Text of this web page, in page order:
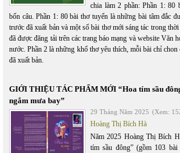
chia làm 2 phần: Phần 1: 80
bốn câu. Phần 1: 80 bài thơ tuyển là những bài tâm đắc
trước đã xuất bản và một số bài thơ mới sáng tác trong
đã được đăng tải trên các trang báo mạng và website Văn
nước. Phần 2 là những khổ thơ yêu thích, mỗi bài chỉ
đã xuất bản.
GIỚI THIỆU TÁC PHẨM MỚI “Hoa tím sầu
ngắm mưa bay”
29 Tháng Năm 2025 (Xem:
Hoàng Thị Bích Hà
Năm 2025 Hoàng Thị Bích
tím sầu đông” (gồm 103